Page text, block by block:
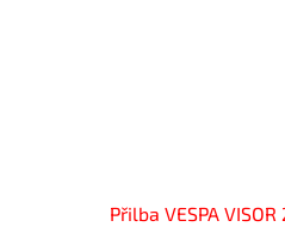
Přilba VESPA